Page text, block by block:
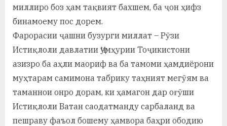
миллиро боз ҳам тақвият бахшем, ба ҷон ҳифз
бинамоему пос дорем.
Фарорасии ҷашни бузурги миллат – Рӯзи
Истиқлоли давлатии Ҷумҳурии Тоҷикистони
азизро ба аҳли маориф ва ба тамоми ҳамдиёрони
муҳтарам самимона табрику таҳният мегӯям ва
таманнои онро дорам, ки ҳамагон дар оғӯши
Истиқлоли Ватан саодатманду сарбаланд ва
пешраву фаъол бошему ҳамвора баҳри ободию